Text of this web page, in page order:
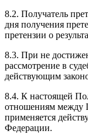
8.2. Получатель
дня получения
претензии о
8.3. При не
рассмотрение в
действующим
8.4. К настоящей
отношениям между
применяется
Федерации.